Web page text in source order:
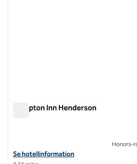
Hampton Inn Henderson
Visa hotelldetaljer för Hampton Inn
Se hotellinformation
Honors-